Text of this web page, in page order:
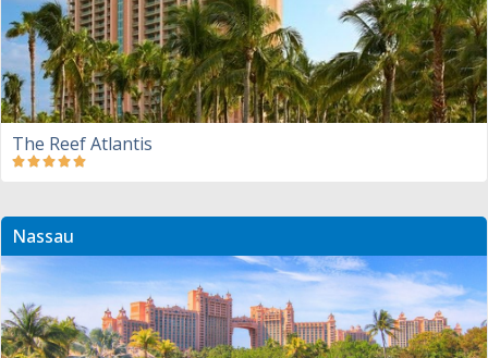
The Reef Atlantis
Nassau